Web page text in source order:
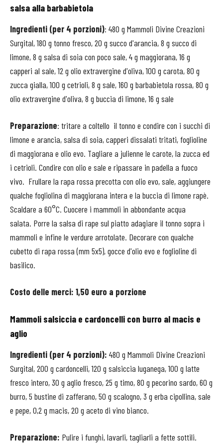
salsa alla barbabietola
Ingredienti (per 4 porzioni): 480 g Mammoli Divine Creazioni
Surgital, 180 g tonno fresco, 20 g succo d'arancia, 8 g succo di
limone, 8 g salsa di soia con poco sale, 4 g maggiorana, 16 g
capperi al sale, 12 g olio extravergine d'oliva, 100 g carota, 80 g
zucca gialla, 100 g cetrioli, 8 g sale, 160 g barbabietola rossa, 80 g
olio extravergine d'oliva, 8 g buccia di limone, 16 g sale
Preparazione: tritare a coltello il tonno e condire con i succhi di
limone e arancia, salsa di soia, capperi dissalati tritati, foglioline
di maggiorana e olio evo. Tagliare a julienne le carote, la zucca ed
i cetrioli. Condire con olio e sale e ripassare in padella a fuoco
vivo. Frullare la rapa rossa precotta con olio evo, sale, aggiungere
qualche fogliolina di maggiorana intera e la buccia di limone rapè.
Scaldare a 60°C. Cuocere i mammoli in abbondante acqua
salata. Porre la salsa di rape sul piatto adagiare il tonno sopra i
mammoli e infine le verdure arrotolate. Decorare con qualche
cubetto di rapa rossa (mm 5x5), gocce d'olio evo e foglioline di
basilico.
Costo delle merci: 1,50 euro a porzione
Mammoli salsiccia e cardoncelli con burro al macis e
aglio
Ingredienti (per 4 porzioni): 480 g Mammoli Divine Creazioni
Surgital, 200 g cardoncelli, 120 g salsiccia luganega, 100 g latte
fresco intero, 30 g aglio fresco, 25 g timo, 80 g pecorino sardo, 60 g
burro, 5 bustine di zafferano, 50 g scalogno, 3 g erba cipollina, sale
e pepe, 0,2 g macis, 20 g aceto di vino bianco.
Preparazione: Pulire i funghi, lavarli, tagliarli a fette sottili.